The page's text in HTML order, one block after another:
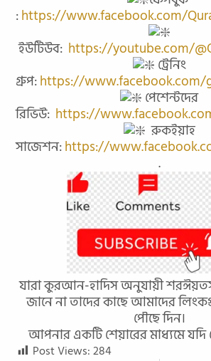
:https://www.facebook.com/
ইউটিউব: https://youtube.com/
ট্রেনিং
গ্রুপ:https://www.facebook.com/
পেশেন্টদের
রিভিউ: https://
রুকইয়াহ
সাজেশন:https://
.
যারা কুরআন-হাদিস অনুযায়ী
জানে না তাদের কাছে আমাদের
পৌছে দিন।
আপনার একটি শেয়ারের মাধ্যমে
Post Views: 284